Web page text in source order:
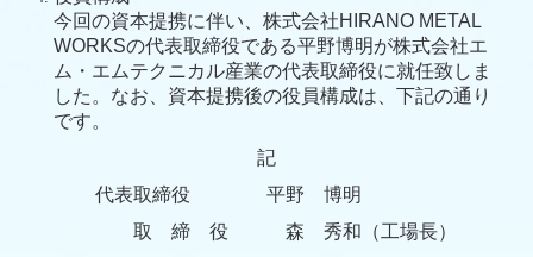
今回の資本提携に伴い、株式会社HIRANO METAL
WORKSの代表取締役である平野博明が株式会社エ
ム・エムテクニカル産業の代表取締役に就任致しま
した。なお、資本提携後の役員構成は、下記の通り
です。
記
代表取締役 平野 博明
取 締 役 森 秀和（工場長）